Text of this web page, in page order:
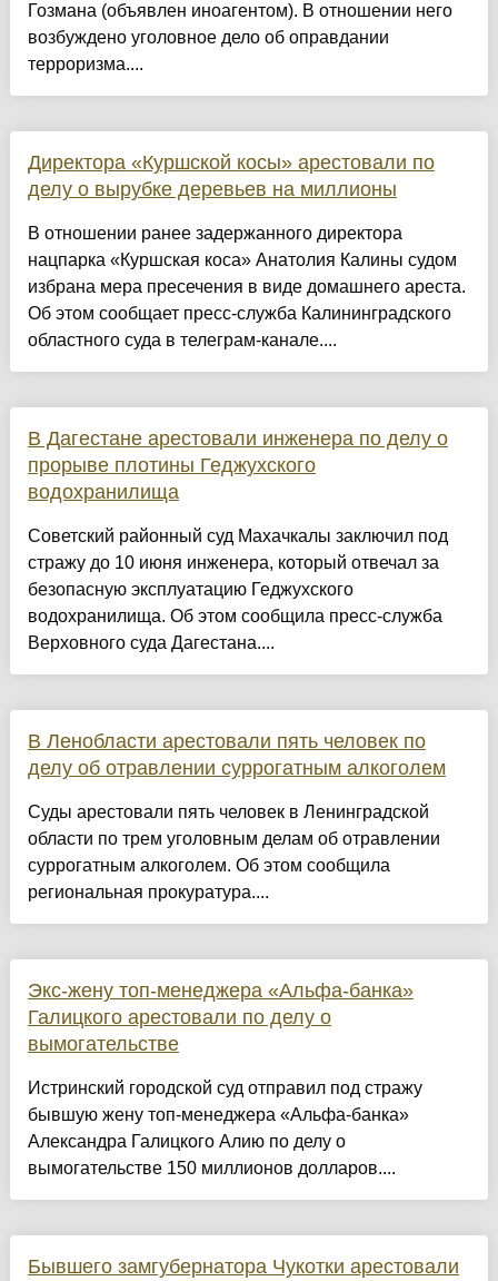
Гозмана (объявлен иноагентом). В отношении него
возбуждено уголовное дело об оправдании
терроризма....
Директора «Куршской косы» арестовали по
делу о вырубке деревьев на миллионы
В отношении ранее задержанного директора
нацпарка «Куршская коса» Анатолия Калины судом
избрана мера пресечения в виде домашнего ареста.
Об этом сообщает пресс-служба Калининградского
областного суда в телеграм-канале....
В Дагестане арестовали инженера по делу о
прорыве плотины Геджухского
водохранилища
Советский районный суд Махачкалы заключил под
стражу до 10 июня инженера, который отвечал за
безопасную эксплуатацию Геджухского
водохранилища. Об этом сообщила пресс-служба
Верховного суда Дагестана....
В Ленобласти арестовали пять человек по
делу об отравлении суррогатным алкоголем
Суды арестовали пять человек в Ленинградской
области по трем уголовным делам об отравлении
суррогатным алкоголем. Об этом сообщила
региональная прокуратура....
Экс-жену топ-менеджера «Альфа-банка»
Галицкого арестовали по делу о
вымогательстве
Истринский городской суд отправил под стражу
бывшую жену топ-менеджера «Альфа-банка»
Александра Галицкого Алию по делу о
вымогательстве 150 миллионов долларов....
Бывшего замгубернатора Чукотки арестовали